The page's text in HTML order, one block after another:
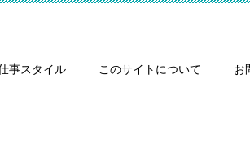
事スタイル このサイトについて お